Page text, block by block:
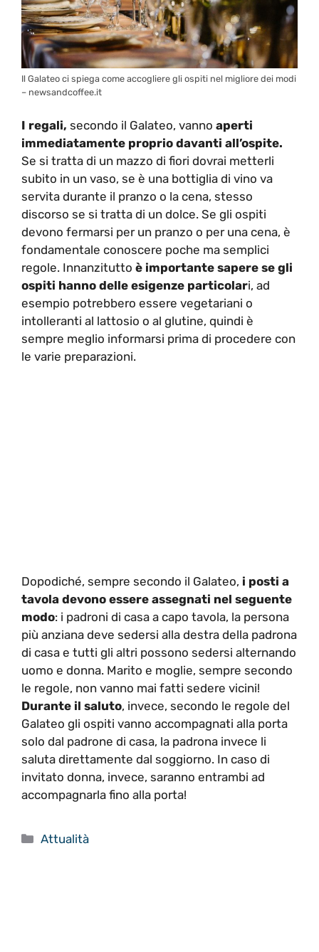
Il Galateo ci spiega come accogliere gli ospiti nel migliore dei modi
– newsandcoffee.it
I regali, secondo il Galateo, vanno aperti
immediatamente proprio davanti all’ospite.
Se si tratta di un mazzo di fiori dovrai metterli
subito in un vaso, se è una bottiglia di vino va
servita durante il pranzo o la cena, stesso
discorso se si tratta di un dolce. Se gli ospiti
devono fermarsi per un pranzo o per una cena, è
fondamentale conoscere poche ma semplici
regole. Innanzitutto è importante sapere se gli
ospiti hanno delle esigenze particolari, ad
esempio potrebbero essere vegetariani o
intolleranti al lattosio o al glutine, quindi è
sempre meglio informarsi prima di procedere con
le varie preparazioni.
Dopodiché, sempre secondo il Galateo, i posti a
tavola devono essere assegnati nel seguente
modo: i padroni di casa a capo tavola, la persona
più anziana deve sedersi alla destra della padrona
di casa e tutti gli altri possono sedersi alternando
uomo e donna. Marito e moglie, sempre secondo
le regole, non vanno mai fatti sedere vicini!
Durante il saluto, invece, secondo le regole del
Galateo gli ospiti vanno accompagnati alla porta
solo dal padrone di casa, la padrona invece li
saluta direttamente dal soggiorno. In caso di
invitato donna, invece, saranno entrambi ad
accompagnarla fino alla porta!
Categorie
Attualità